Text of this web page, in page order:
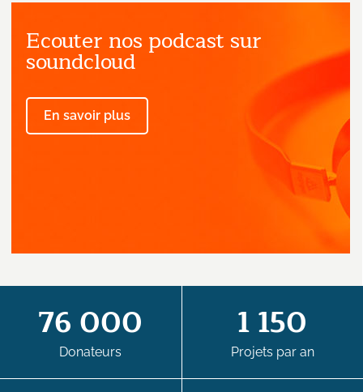
J'accepte de recevoir des emails
provenant de l'Œuvre d'Orient.
Ecouter nos podcast sur
soundcloud
En savoir plus
76 000
Donateurs
1 150
Projets par an